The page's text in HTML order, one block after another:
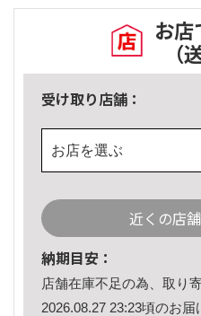
お店
（
受け取り店舗：
お店を選ぶ
近くの店
納期目安：
店舗在庫不足の為、取り
2026.08.27 23:23頃のお届